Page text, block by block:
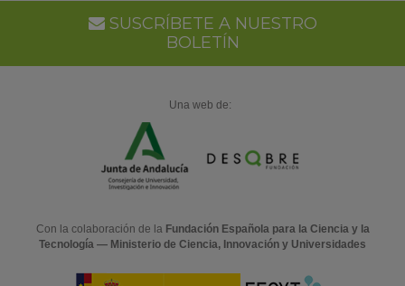
SUSCRÍBETE A NUESTRO
BOLETÍN
Una web de:
Con la colaboración de la Fundación Española para la Ciencia y la
Tecnología — Ministerio de Ciencia, Innovación y Universidades